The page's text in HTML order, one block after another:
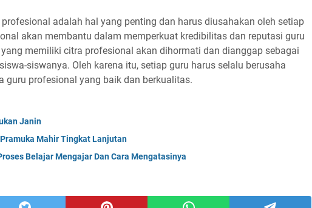
adalah hal yang penting dan harus diusahakan oleh setiap
akan membantu dalam memperkuat kredibilitas dan reputasi guru
memiliki citra profesional akan dihormati dan dianggap sebagai
siswanya. Oleh karena itu, setiap guru harus selalu berusaha
guru profesional yang baik dan berkualitas.
Janin
Mahir Tingkat Lanjutan
Belajar Mengajar Dan Cara Mengatasinya